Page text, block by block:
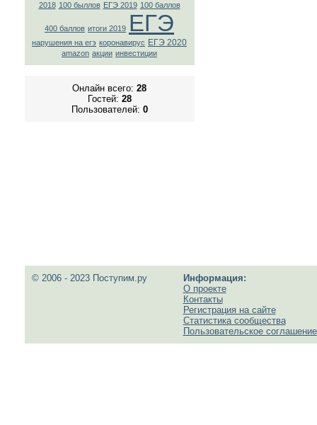
2018 100 быллов ЕГЭ 2019 100 баллов
400 баллов итоги 2019 ЕГЭ
нарушения на егэ коронавирус ЕГЭ 2020
amazon акции инвестиции
Онлайн всего: 28
Гостей: 28
Пользователей: 0
© 2006 - 2023 Поступим.ру
Информация:
О проекте
Контакты
Регистрация на сайте
Статистика сообщества
Пользовательское соглашение